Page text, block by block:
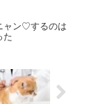
ャン♡するのは
た